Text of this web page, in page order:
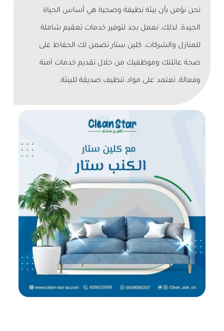
نحن نؤمن بأن بيئة نظيفة وصحية هي أساس الحياة
الجيدة. لذلك، نعمل بجد لتوفير خدمات تعقيم شاملة
للمنازل والشركات. كلين ستار تضمن لك الحفاظ على
صحة عائلتك وموظفيك من خلال تقديم خدمات آمنة
وفعالة، تعتمد على مواد تنظيف صديقة للبيئة.